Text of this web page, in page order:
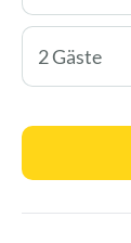
2 Gäste